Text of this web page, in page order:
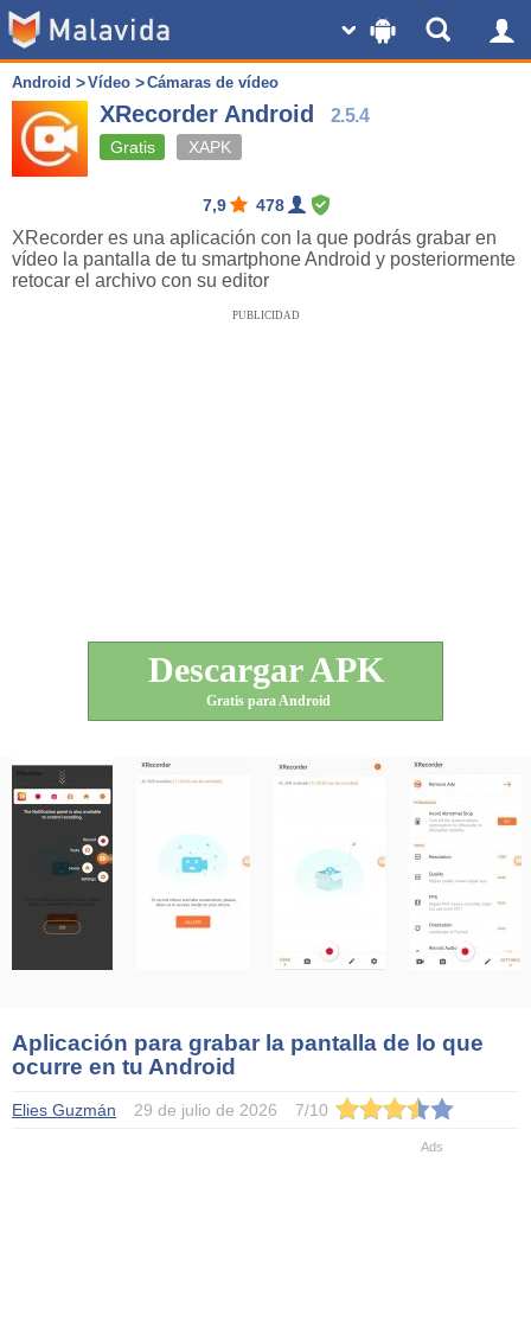
Android Vídeo Cámaras de vídeo
XRecorder Android 2.5.4
Gratis XAPK
7,9 478
XRecorder es una aplicación con la que podrás grabar en
vídeo la pantalla de tu smartphone Android y posteriormente
retocar el archivo con su editor
PUBLICIDAD
Descargar APK
Gratis para Android
Aplicación para grabar la pantalla de lo que
ocurre en tu Android
Elies Guzmán 29 de julio de 2026 7/10